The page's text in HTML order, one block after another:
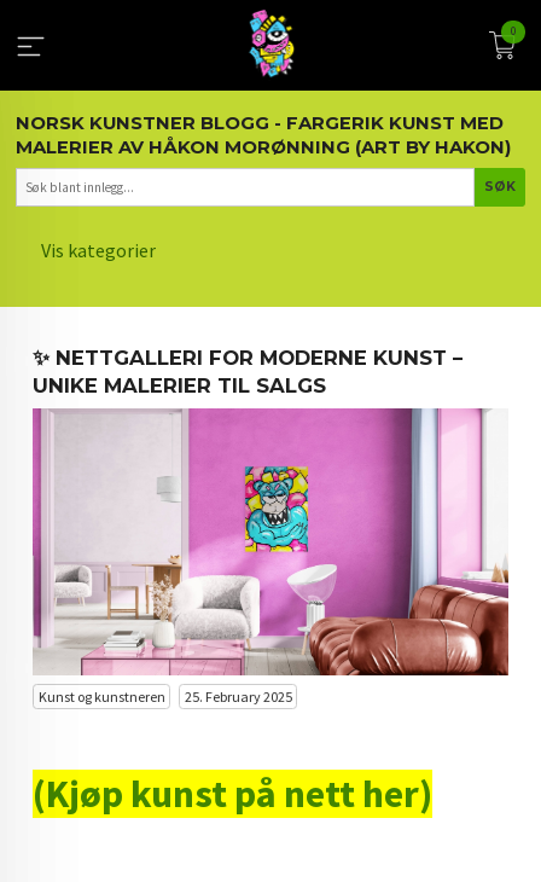
innholdet
0
NORSK KUNSTNER BLOGG - FARGERIK KUNST MED
MALERIER AV HÅKON MORØNNING (ART BY HAKON)
Vis kategorier
KUNST OG KUNSTNEREN
MALERIER BLOGG
KUNST INVESTERING
KUNSTSTILER
FARGETEORI
KJØP KUNST TIL SALGS
FARGERIK KUNST
✨ NETTGALLERI FOR MODERNE KUNST –
UNIKE MALERIER TIL SALGS
Kunst og kunstneren 25. February 2025
(Kjøp kunst på nett her)